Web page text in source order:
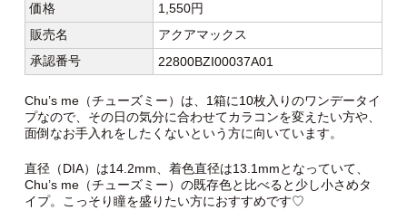
価格
1,550円
販売名
アクアマックス
承認番号
22800BZI00037A01
Chu’s me（チューズミー）は、1箱に10枚入りのワンデータイ
プなので、その日の気分に合わせてカラコンを変えたい方や、
面倒なお手入れをしたくないという方に向いています。
直径（DIA）は14.2mm、着色直径は13.1mmとなっていて、
Chu’s me（チューズミー）の既存色と比べると少し小さめタ
イプ。こっそり瞳を盛りたい方におすすめです♡